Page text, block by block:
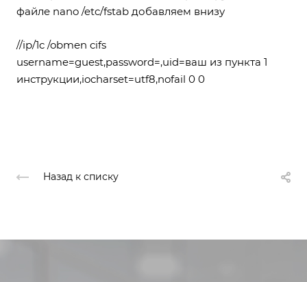
файле nano /etc/fstab добавляем внизу
//ip/1c /obmen cifs
username=guest,password=,uid=ваш из пункта 1
инструкции,iocharset=utf8,nofail 0 0
Назад к списку